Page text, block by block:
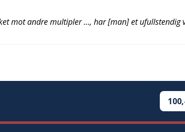
mot andre multipler …, har [man] et ufullstendig